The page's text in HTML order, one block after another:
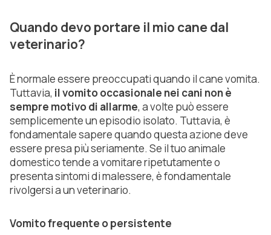
Quando devo portare il mio cane dal
veterinario?
È normale essere preoccupati quando il cane vomita.
Tuttavia, il vomito occasionale nei cani non è
sempre motivo di allarme, a volte può essere
semplicemente un episodio isolato. Tuttavia, è
fondamentale sapere quando questa azione deve
essere presa più seriamente. Se il tuo animale
domestico tende a vomitare ripetutamente o
presenta sintomi di malessere, è fondamentale
rivolgersi a un veterinario.
Vomito frequente o persistente